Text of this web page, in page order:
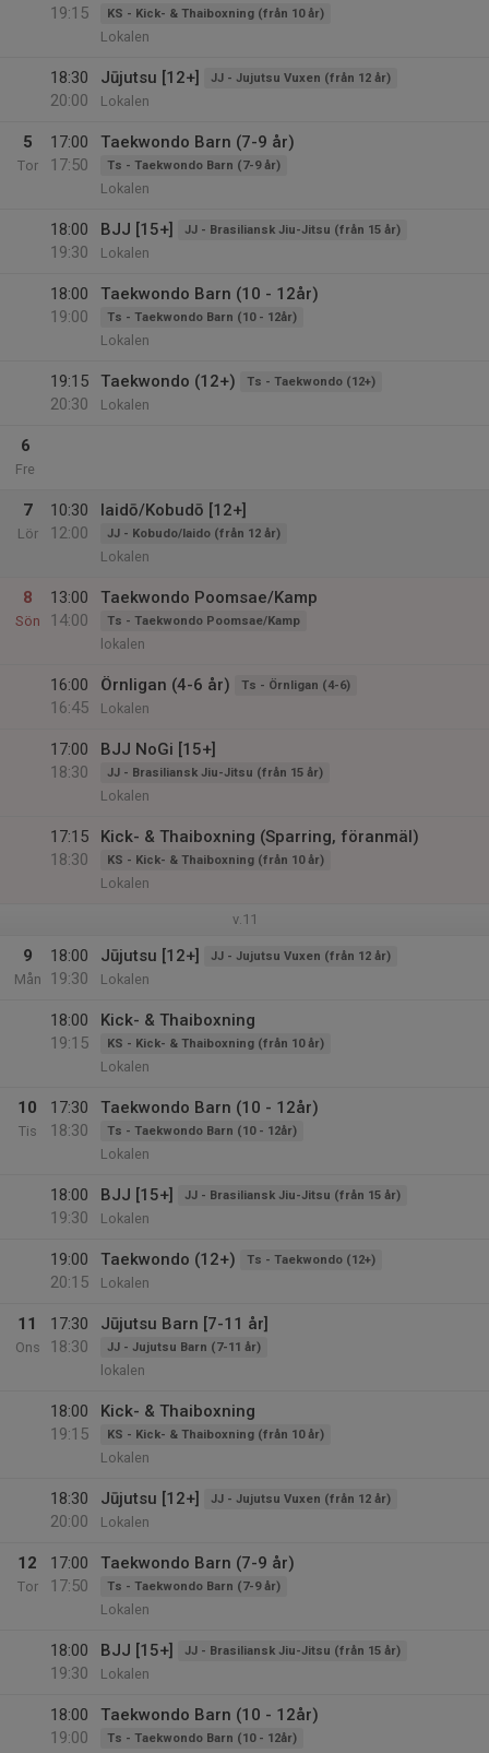
19:15
KS - Kick- & Thaiboxning (från 10 år)
Lokalen
18:30
20:00
Jūjutsu [12+] JJ - Jujutsu Vuxen (från 12 år)
Lokalen
5
Tor
17:00
17:50
Taekwondo Barn (7-9 år)
Ts - Taekwondo Barn (7-9 år)
Lokalen
18:00
19:30
BJJ [15+] JJ - Brasiliansk Jiu-Jitsu (från 15 år)
Lokalen
18:00
19:00
Taekwondo Barn (10 - 12år)
Ts - Taekwondo Barn (10 - 12år)
Lokalen
19:15
20:30
Taekwondo (12+) Ts - Taekwondo (12+)
Lokalen
6
Fre
7
Lör
10:30
12:00
Iaidō/Kobudō [12+]
JJ - Kobudo/Iaido (från 12 år)
Lokalen
8
Sön
13:00
14:00
Taekwondo Poomsae/Kamp
Ts - Taekwondo Poomsae/Kamp
lokalen
16:00
16:45
Örnligan (4-6 år) Ts - Örnligan (4-6)
Lokalen
17:00
18:30
BJJ NoGi [15+]
JJ - Brasiliansk Jiu-Jitsu (från 15 år)
Lokalen
17:15
18:30
Kick- & Thaiboxning (Sparring, föranmäl)
KS - Kick- & Thaiboxning (från 10 år)
Lokalen
v.11
9
Mån
18:00
19:30
Jūjutsu [12+] JJ - Jujutsu Vuxen (från 12 år)
Lokalen
18:00
19:15
Kick- & Thaiboxning
KS - Kick- & Thaiboxning (från 10 år)
Lokalen
10
Tis
17:30
18:30
Taekwondo Barn (10 - 12år)
Ts - Taekwondo Barn (10 - 12år)
Lokalen
18:00
19:30
BJJ [15+] JJ - Brasiliansk Jiu-Jitsu (från 15 år)
Lokalen
19:00
20:15
Taekwondo (12+) Ts - Taekwondo (12+)
Lokalen
11
Ons
17:30
18:30
Jūjutsu Barn [7-11 år]
JJ - Jujutsu Barn (7-11 år)
lokalen
18:00
19:15
Kick- & Thaiboxning
KS - Kick- & Thaiboxning (från 10 år)
Lokalen
18:30
20:00
Jūjutsu [12+] JJ - Jujutsu Vuxen (från 12 år)
Lokalen
12
Tor
17:00
17:50
Taekwondo Barn (7-9 år)
Ts - Taekwondo Barn (7-9 år)
Lokalen
18:00
19:30
BJJ [15+] JJ - Brasiliansk Jiu-Jitsu (från 15 år)
Lokalen
18:00
19:00
Taekwondo Barn (10 - 12år)
Ts - Taekwondo Barn (10 - 12år)